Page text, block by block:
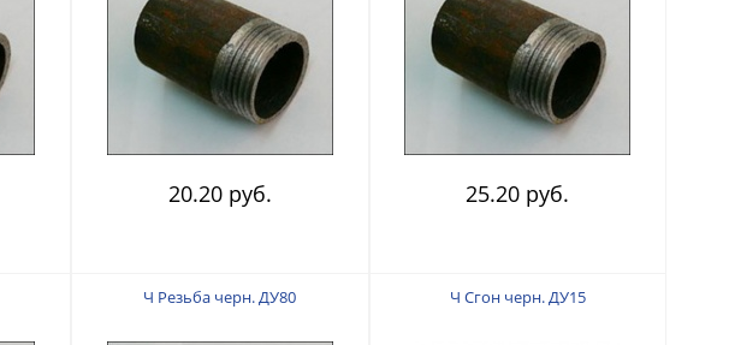
20.20 руб. 25.20 руб.
Ч Резьба черн. ДУ80 Ч Сгон черн. ДУ15